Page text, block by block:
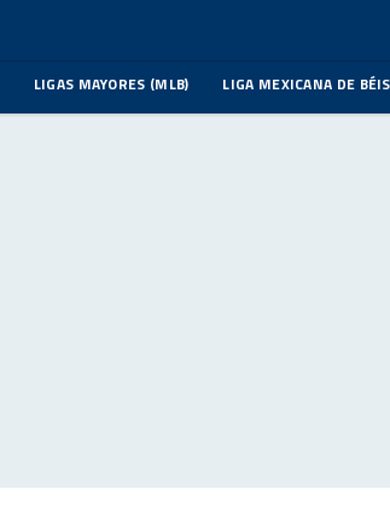
LIGAS MAYORES (MLB) LIGA MEXICANA DE